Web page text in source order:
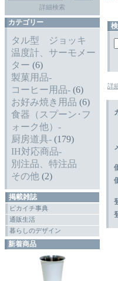
詳細検索
カテゴリー
タル型 ジョッキ
温度計、サーモメー
ター (6)
製菓用品-
コーヒー用品- (6)
お好み焼き用品 (6)
食器（スプーン･フ
ォーク他）-
厨房道具- (179)
IH対応商品-
別注品、特注品
その他 (2)
掲載雑誌
ピカイチ事典
通販生活
暮らしのデザイン
新着商品
詳